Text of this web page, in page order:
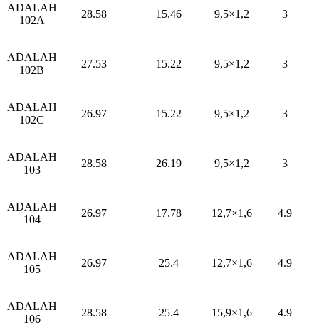
ADALAH
102A
28.58 15.46 9,5×1,2 3
ADALAH
102B
27.53 15.22 9,5×1,2 3
ADALAH
102C
26.97 15.22 9,5×1,2 3
ADALAH
103
28.58 26.19 9,5×1,2 3
ADALAH
104
26.97 17.78 12,7×1,6 4.9
ADALAH
105
26.97 25.4 12,7×1,6 4.9
ADALAH
106
28.58 25.4 15,9×1,6 4.9